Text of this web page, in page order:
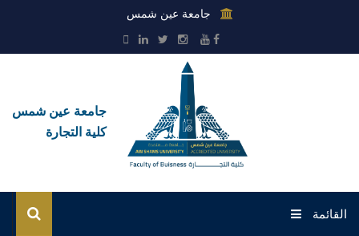
جامعة عين شمس
جامعة عين شمس
كلية التجارة
القائمة